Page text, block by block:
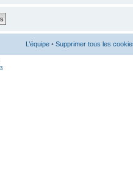
L’équipe • Supprimer tous les